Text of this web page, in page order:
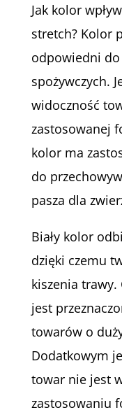
Jak kolor
stretch? Kolor
odpowiedni
spożywczych.
widoczność
zastosowanej
kolor ma
do
pasza dla
Biały kolor
dzięki czemu
kiszenia
jest
towarów o
Dodatkowym
towar nie jest
zastosowaniu